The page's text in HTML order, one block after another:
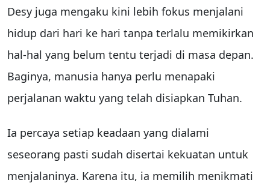
Desy juga mengaku kini lebih fokus menjalani
hidup dari hari ke hari tanpa terlalu memikirkan
hal-hal yang belum tentu terjadi di masa depan.
Baginya, manusia hanya perlu menapaki
perjalanan waktu yang telah disiapkan Tuhan.
Ia percaya setiap keadaan yang dialami
seseorang pasti sudah disertai kekuatan untuk
menjalaninya. Karena itu, ia memilih menikmati